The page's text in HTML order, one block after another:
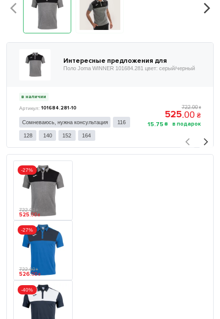
Интересные предложения для
Поло Joma WINNER 101684.281 цвет: серый/черный
в наличии
101684.281-10
Сомневаюсь, нужна консультация 116
128 140 152 164
722.00 ₴
525.00 ₴
15.75 ₴
-27%
722.00 ₴
525 .00 ₴
-27%
722.00 ₴
526.00 ₴
-40%